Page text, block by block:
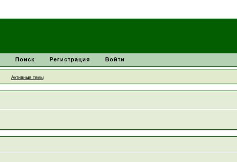
Поиск Регистрация Войти
Активные темы